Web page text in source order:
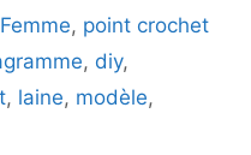
Femme, point crochet
, diy,
, laine, modèle,